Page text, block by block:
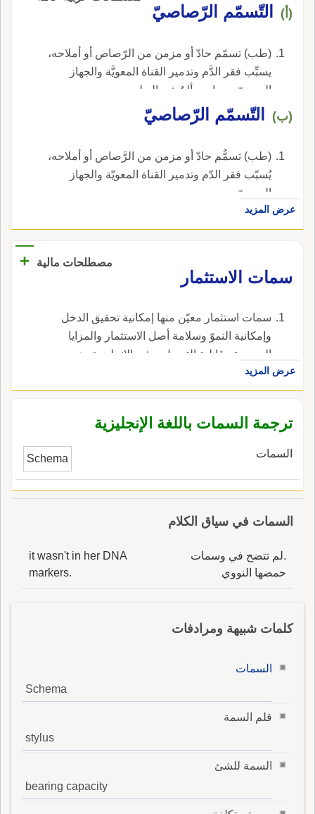
(أ) التّسمّم الرّصاصيّ
(طب) تسمّم حادّ أو مزمن من الرّصاص أو أملاحه،
يسبِّب فقر الدَّم وتدمير القناة المعويَّة والجهاز
العصبيّ ويصاحبه ألمٌ في البطن.
(ب) التّسمّم الرّصاصيّ
(طب) تسمُّم حادّ أو مزمن من الرَّصاص أو أملاحه،
يُسبّب فقر الدّم وتدمير القناة المعويّة والجهاز
العصبيّ.
عرض المزيد
مصطلحات مالية
+
سمات الاستثمار
سمات استثمار معيّن منها إمكانية تحقيق الدخل
وإمكانية النموّ وسلامة أصل الاستثمار والمزايا
الضريبية وقابلية التحويل. ، في الإنجليزية، هي
investment features.عرض المزيد
ترجمة السمات باللغة الإنجليزية
السمات Schema
السمات في سياق الكلام
.لم تتضح في وسمات
حمضها النووي
it wasn't in her DNA
markers.
كلمات شبيهة ومرادفات
السمات
Schema
قلم السمة
stylus
السمة للشئ
bearing capacity